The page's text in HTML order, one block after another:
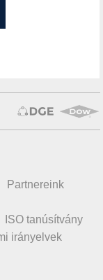
Partnereink
ISO tanúsítvány
irányelvek